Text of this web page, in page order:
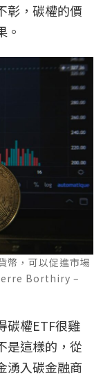
彰，碳權的價
。
幣，可以促進市場
Borthiry –
碳權ETF很雞
是這樣的，從
湧入碳金融商